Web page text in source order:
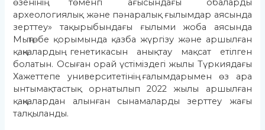
өзенінің төменгі ағысындағы обаларды
археологиялық және пәнаралық ғылымдар аясында
зерттеу» тақырыбындағы ғылыми жоба аясында
Мыңтөбе қорымында қазба жүргізу және аршылған
қаңқалардың генетикасын анықтау мақсат етілген
болатын. Осыған орай үстіміздегі жылы Түркиядағы
Хажеттепе университетінің ғалымдарымен өз ара
ынтымақтастық орнатылып 2022 жылы аршылған
қаңқалардан алынған сынамаларды зерттеу жағы
талқыланды.